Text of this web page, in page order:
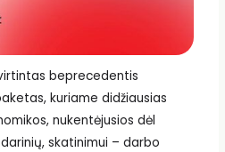
beprecedentis
kuriame didžiausias
nukentėjusios dėl
skatinimui – darbo